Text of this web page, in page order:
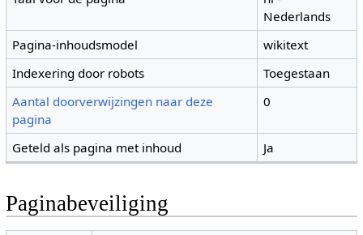
Nederlands
Pagina-inhoudsmodel
wikitext
Indexering door robots
Toegestaan
Aantal doorverwijzingen naar deze
pagina
0
Geteld als pagina met inhoud Ja
Paginabeveiliging